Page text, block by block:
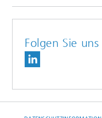
Folgen Sie uns